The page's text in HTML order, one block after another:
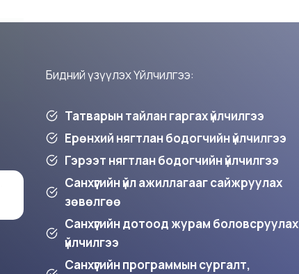
Бидний үзүүлэх Үйлчилгээ:
Татварын тайлан гаргах үйлчилгээ
Ерөнхий нягтлан бодогчийн үйлчилгээ
Гэрээт нягтлан бодогчийн үйлчилгээ
Санхүүгийн үйл ажиллагааг сайжруулах
зөвөлгөө
Санхүүгийн дотоод журам боловсруулах
үйлчилгээ
Санхүүгийн программын сургалт,